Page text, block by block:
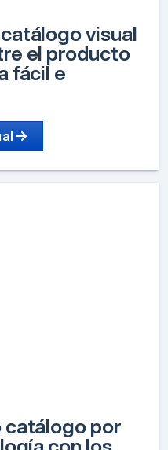
visual
el producto
fácil e
catálogo por
con los